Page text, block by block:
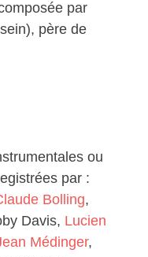
par
père de
ou
par :
Bolling,
Davis, Lucien
Médinger,